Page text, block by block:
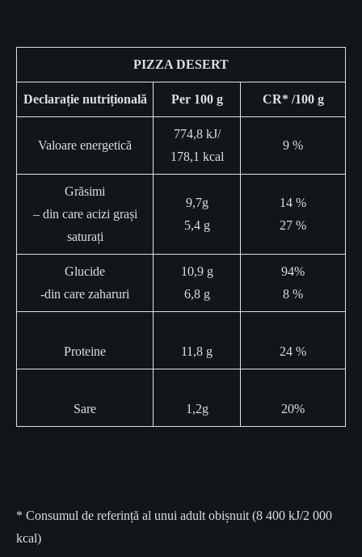
PIZZA DESERT
Declarație nutrițională Per 100 g CR* /100 g
Valoare energetică
774,8 kJ/
178,1 kcal
9 %
Grăsimi
– din care acizi grași
saturați
9,7g
5,4 g
14 %
27 %
Glucide
-din care zaharuri
10,9 g
6,8 g
94%
8 %
Proteine 11,8 g 24 %
Sare 1,2g 20%
* Consumul de referință al unui adult obișnuit (8 400 kJ/2 000
kcal)